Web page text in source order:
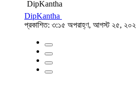
DipKantha
প্রকাশিত: ৩:১৫ অপরাহ্ণ, আগস্ট ২৫,